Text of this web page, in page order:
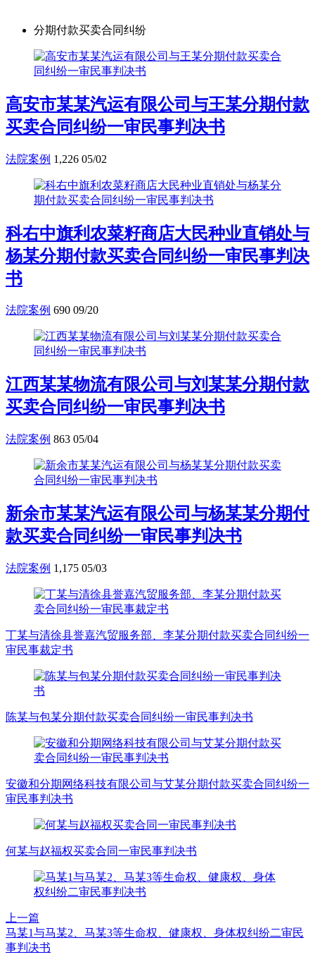
分期付款买卖合同纠纷
高安市某某汽运有限公司与王某分期付款
买卖合同纠纷一审民事判决书
法院案例 1,226 05/02
科右中旗利农菜籽商店大民种业直销处与
杨某分期付款买卖合同纠纷一审民事判决
书
法院案例 690 09/20
江西某某物流有限公司与刘某某分期付款
买卖合同纠纷一审民事判决书
法院案例 863 05/04
新余市某某汽运有限公司与杨某某分期付
款买卖合同纠纷一审民事判决书
法院案例 1,175 05/03
丁某与清徐县誉嘉汽贸服务部、李某分期付款买卖合同纠纷一
审民事裁定书
陈某与包某分期付款买卖合同纠纷一审民事判决书
安徽和分期网络科技有限公司与艾某分期付款买卖合同纠纷一
审民事判决书
何某与赵福权买卖合同一审民事判决书
上一篇
马某1与马某2、马某3等生命权、健康权、身体权纠纷二审民
事判决书